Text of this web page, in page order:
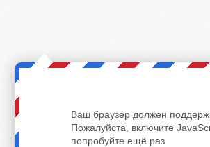
Ваш браузер должен
Пожалуйста, включите
попробуйте ещё раз